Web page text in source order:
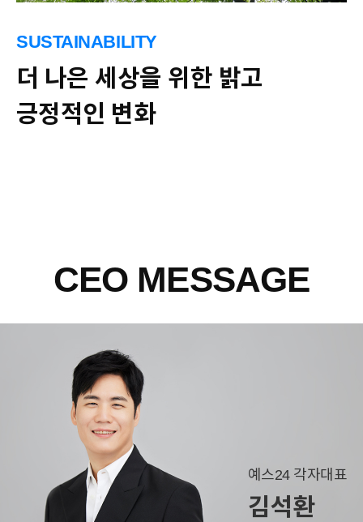
SUSTAINABILITY
더 나은 세상을 위한 밝고
긍정적인 변화
CEO MESSAGE
예스24 각자대표
김석환